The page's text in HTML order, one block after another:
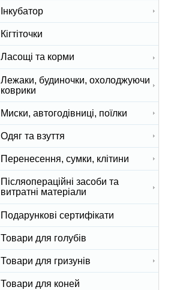
Інкубатор
Кігтіточки
Ласощі та корми
Лежаки, будиночки, охолоджуючи
коврики
Миски, автогодівниці, поїлки
Одяг та взуття
Перенесення, сумки, клітини
Післяопераційні засоби та
витратні матеріали
Подарункові сертифікати
Товари для голубів
Товари для гризунів
Товари для коней